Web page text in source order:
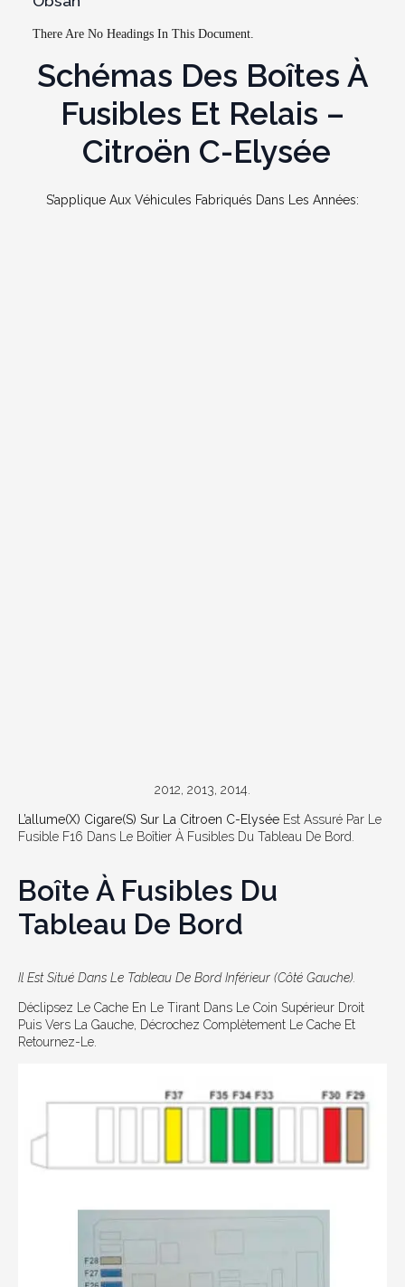
There Are No Headings In This Document.
Schémas Des Boîtes À
Fusibles Et Relais –
Citroën C-Elysée
S’applique Aux Véhicules Fabriqués Dans Les Années:
2012, 2013, 2014.
L’allume(x) Cigare(s) Sur La Citroen C-Elysée Est Assuré Par Le
Fusible F16 Dans Le Boîtier À Fusibles Du Tableau De Bord.
Boîte À Fusibles Du
Tableau De Bord
Il Est Situé Dans Le Tableau De Bord Inférieur (côté Gauche).
Déclipsez Le Cache En Le Tirant Dans Le Coin Supérieur Droit
Puis Vers La Gauche, Décrochez Complètement Le Cache Et
Retournez-Le.